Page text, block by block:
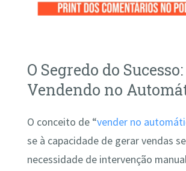
O Segredo do Sucesso:
Vendendo no
O conceito de “vender no
se à capacidade de gerar vendas
necessidade de intervenção